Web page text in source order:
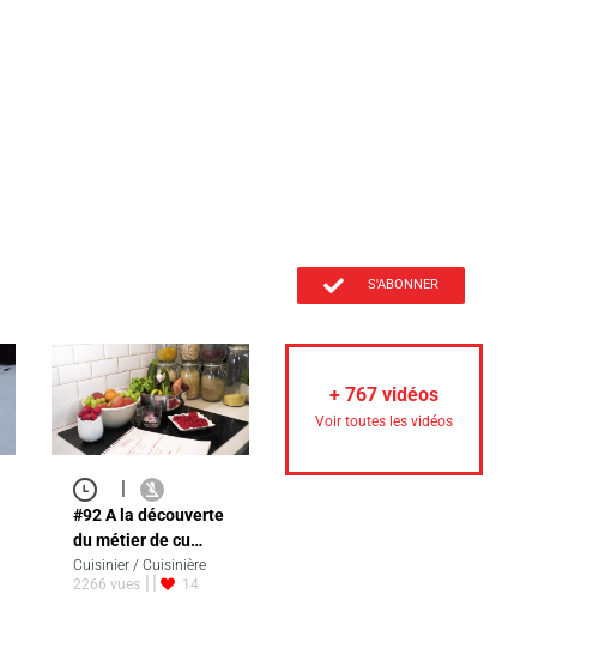
S'ABONNER
#92 A la découverte
du métier de cu…
Cuisinier / Cuisinière
2266 vues
14
+ 767 vidéos
Voir toutes les vidéos